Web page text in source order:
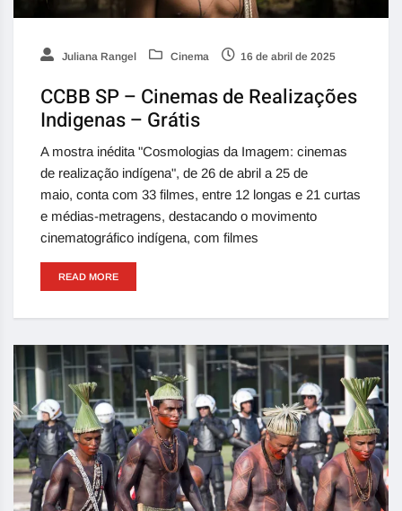
Juliana Rangel Cinema 16 de abril de 2025
CCBB SP – Cinemas de Realizações
Indigenas – Grátis
A mostra inédita "Cosmologias da Imagem: cinemas
de realização indígena", de 26 de abril a 25 de
maio, conta com 33 filmes, entre 12 longas e 21 curtas
e médias-metragens, destacando o movimento
cinematográfico indígena, com filmes
READ MORE